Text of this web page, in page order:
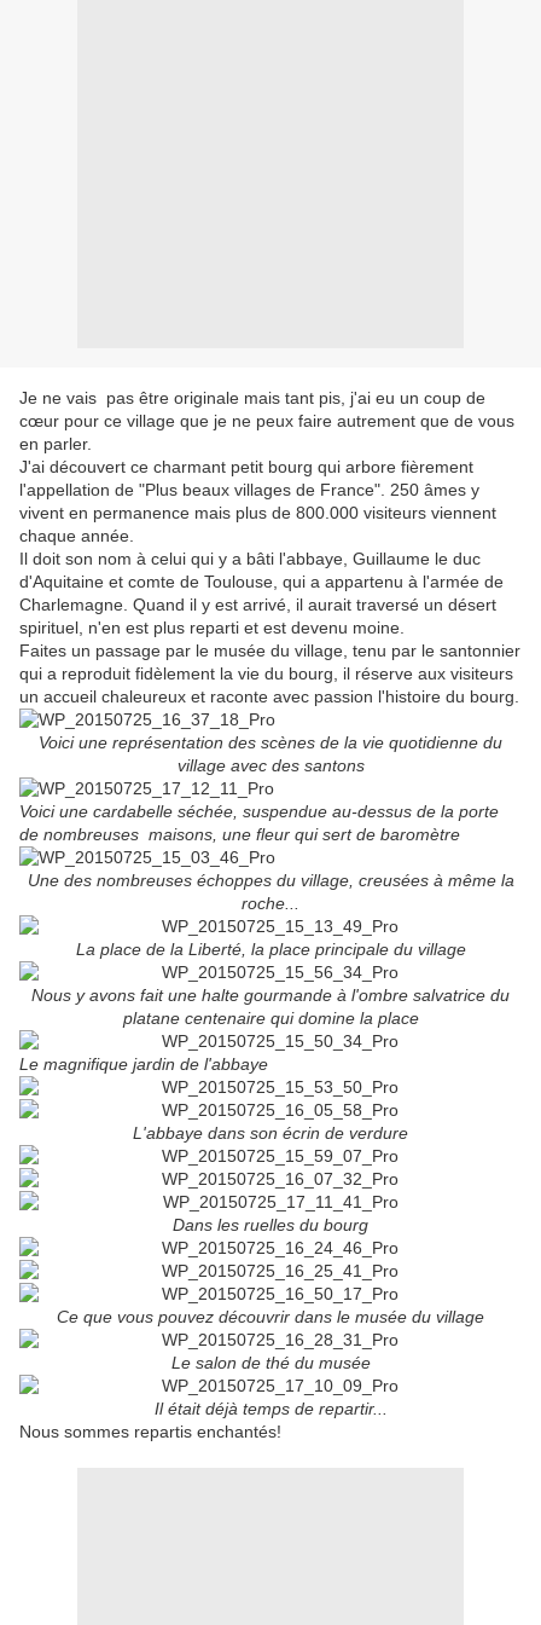
Je ne vais pas être originale mais tant pis, j'ai eu un coup de
cœur pour ce village que je ne peux faire autrement que de vous
en parler.
J'ai découvert ce charmant petit bourg qui arbore fièrement
l'appellation de "Plus beaux villages de France". 250 âmes y
vivent en permanence mais plus de 800.000 visiteurs viennent
chaque année.
Il doit son nom à celui qui y a bâti l'abbaye, Guillaume le duc
d'Aquitaine et comte de Toulouse, qui a appartenu à l'armée de
Charlemagne. Quand il y est arrivé, il aurait traversé un désert
spirituel, n'en est plus reparti et est devenu moine.
Faites un passage par le musée du village, tenu par le santonnier
qui a reproduit fidèlement la vie du bourg, il réserve aux visiteurs
un accueil chaleureux et raconte avec passion l'histoire du bourg.
Voici une représentation des scènes de la vie quotidienne du
village avec des santons
Voici une cardabelle séchée, suspendue au-dessus de la porte
de nombreuses maisons, une fleur qui sert de baromètre
Une des nombreuses échoppes du village, creusées à même la
roche...
La place de la Liberté, la place principale du village
Nous y avons fait une halte gourmande à l'ombre salvatrice du
platane centenaire qui domine la place
Le magnifique jardin de l'abbaye
L'abbaye dans son écrin de verdure
Dans les ruelles du bourg
Ce que vous pouvez découvrir dans le musée du village
Le salon de thé du musée
Il était déjà temps de repartir...
Nous sommes repartis enchantés!